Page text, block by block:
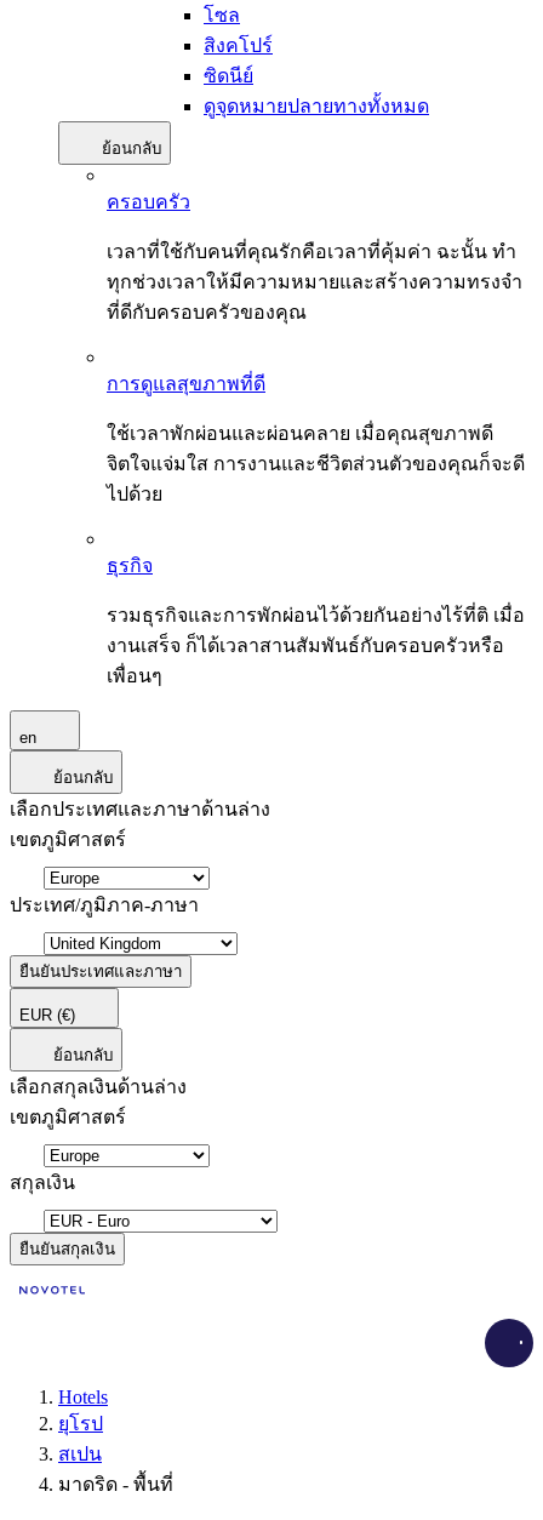
โซล
สิงคโปร์
ซิดนีย์
ดูจุดหมายปลายทางทั้งหมด
ย้อนกลับ
ครอบครัว
เวลาที่ใช้กับคนที่คุณรักคือเวลาที่คุ้มค่า ฉะนั้น ทำ
ทุกช่วงเวลาให้มีความหมายและสร้างความทรงจำ
ที่ดีกับครอบครัวของคุณ
การดูแลสุขภาพที่ดี
ใช้เวลาพักผ่อนและผ่อนคลาย เมื่อคุณสุขภาพดี
จิตใจแจ่มใส การงานและชีวิตส่วนตัวของคุณก็จะดี
ไปด้วย
ธุรกิจ
รวมธุรกิจและการพักผ่อนไว้ด้วยกันอย่างไร้ที่ติ เมื่อ
งานเสร็จ ก็ได้เวลาสานสัมพันธ์กับครอบครัวหรือ
เพื่อนๆ
en
ย้อนกลับ
เลือกประเทศและภาษาด้านล่าง
เขตภูมิศาสตร์
ประเทศ/ภูมิภาค-ภาษา
ยืนยันประเทศและภาษา
EUR (€)
ย้อนกลับ
เลือกสกุลเงินด้านล่าง
เขตภูมิศาสตร์
สกุลเงิน
ยืนยันสกุลเงิน
Hotels
ยุโรป
สเปน
มาดริด - พื้นที่